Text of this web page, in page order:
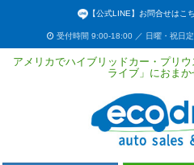
【公式LINE】お問合せはこ
受付時間 9:00-18:00 ／ 日曜・祝日
アメリカでハイブリッドカー・プリ
ライブ」におまか